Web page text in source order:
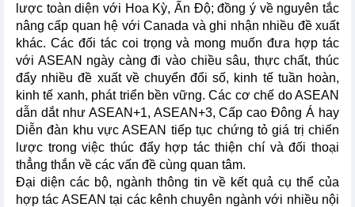
lược toàn diện với Hoa Kỳ, Ấn Độ; đồng ý về nguyên tắc
nâng cấp quan hệ với Canada và ghi nhận nhiều đề xuất
khác. Các đối tác coi trọng và mong muốn đưa hợp tác
với ASEAN ngày càng đi vào chiều sâu, thực chất, thúc
đẩy nhiều đề xuất về chuyển đổi số, kinh tế tuần hoàn,
kinh tế xanh, phát triển bền vững. Các cơ chế do ASEAN
dẫn dắt như ASEAN+1, ASEAN+3, Cấp cao Đông Á hay
Diễn đàn khu vực ASEAN tiếp tục chứng tỏ giá trị chiến
lược trong việc thúc đẩy hợp tác thiện chí và đối thoại
thẳng thắn về các vấn đề cùng quan tâm.
Đại diện các bộ, ngành thông tin về kết quả cụ thể của
hợp tác ASEAN tại các kênh chuyên ngành với nhiều nội